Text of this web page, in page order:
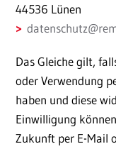
44536 Lünen
datenschutz@
Das Gleiche gilt,
oder Verwendung
haben und diese
Einwilligung
Zukunft per E-Mail